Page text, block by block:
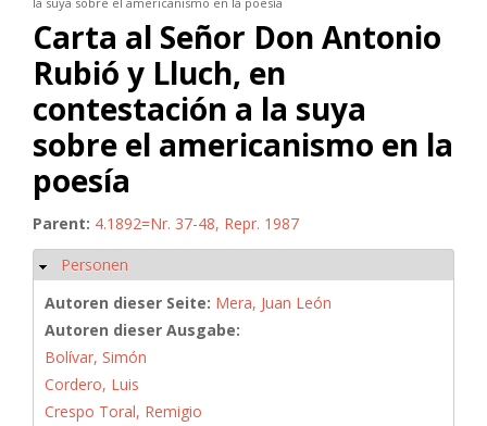
Carta al Señor Don Antonio
Rubió y Lluch, en
contestación a la suya
sobre el americanismo en la
poesía
Parent: 4.1892=Nr. 37-48, Repr. 1987
Ausblenden
Personen
Autoren dieser Seite: Mera, Juan León
Autoren dieser Ausgabe:
Bolívar, Simón
Cordero, Luis
Crespo Toral, Remigio